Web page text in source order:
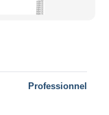
Professionnel